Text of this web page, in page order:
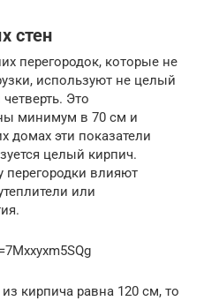
стен
перегородок, которые не
используют не целый
Это
минимум в 70 см и
домах эти показатели
целый кирпич.
влияют
или
кирпича равна 120 см, то